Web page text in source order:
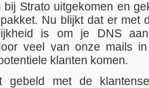
bij Strato uitgekomen en
Nu blijkt dat er met
is om je DNS
veel van onze mails
klanten komen.
gebeld met de